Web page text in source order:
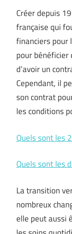
Créer depuis
française qui
financiers pour
pour bénéficier
d’avoir un
Cependant, il
son contrat
les conditions
Quels sont les
Quels sont les
La transition
nombreux
elle peut aussi